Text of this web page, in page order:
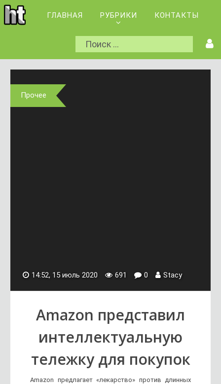
ГЛАВНАЯ РУБРИКИ КОНТАКТЫ
Прочее
14:52, 15 июль 2020 691 0 Stacy
Amazon представил
интеллектуальную
тележку для покупок
Amazon предлагает «лекарство» против длинных